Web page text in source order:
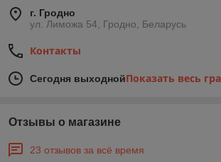
г. Гродно
ул. Лиможа 54, Гродно, Беларусь
Контакты
Сегодня выходнойПоказать весь
Отзывы о магазине
23 отзывов за всё время